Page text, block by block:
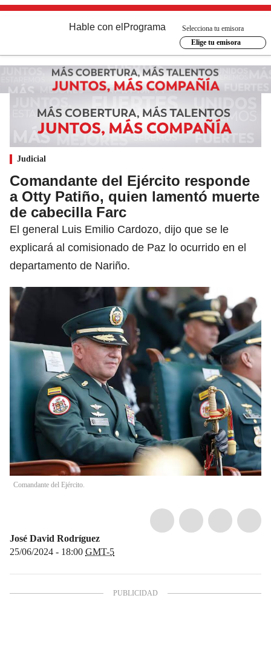
Hable con el Programa
Selecciona tu emisora
Elige tu emisora
Judicial
Comandante del Ejército responde
a Otty Patiño, quien lamentó muerte
de cabecilla Farc
El general Luis Emilio Cardozo, dijo que se le
explicará al comisionado de Paz lo ocurrido en el
departamento de Nariño.
Comandante del Ejército.
José David Rodríguez
25/06/2024 - 18:00 GMT-5